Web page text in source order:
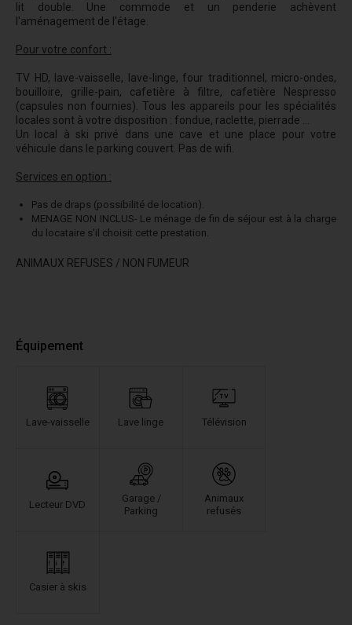
lit double. Une commode et un penderie achèvent
l'aménagement de l'étage.
Pour votre confort :
TV HD, lave-vaisselle, lave-linge, four traditionnel, micro-ondes,
bouilloire, grille-pain, cafetière à filtre, cafetière Nespresso
(capsules non fournies). Tous les appareils pour les spécialités
locales sont à votre disposition : fondue, raclette, pierrade ...
Un local à ski privé dans une cave et une place pour votre
véhicule dans le parking couvert. Pas de wifi.
Services en option :
Pas de draps (possibilité de location).
MENAGE NON INCLUS- Le ménage de fin de séjour est à la charge
du locataire s'il choisit cette prestation.
ANIMAUX REFUSES / NON FUMEUR
Équipement
Lave-vaisselle Lave linge Télévision
Lecteur DVD
Garage /
Parking
Animaux
refusés
Casier à skis